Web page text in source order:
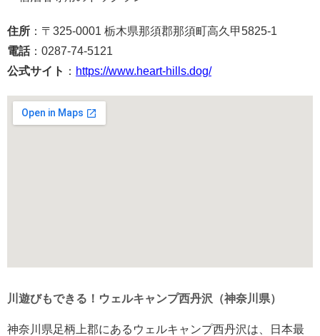
住所 ：〒325-0001 栃木県那須郡那須町高久甲5825-1
電話：0287-74-5121
公式サイト ： https://www.heart-hills.dog/
川遊びもできる！ウェルキャンプ西丹沢（神奈川県）
神奈川県足柄上郡にあるウェルキャンプ西丹沢は、日本最